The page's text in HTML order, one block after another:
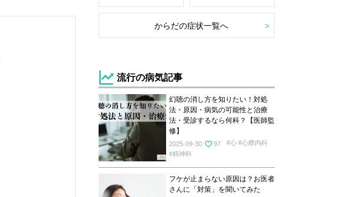
からだの症状一覧へ
流行の病気記事
幻聴の消し方を知りたい！対処
法・原因・病気の可能性と治療
法・受診するなら何科？【医師監
修】
2025-09-30 97 心
心療内科
精神科
フケが止まらない原因は？お医者
さんに「対策」を聞いてみた